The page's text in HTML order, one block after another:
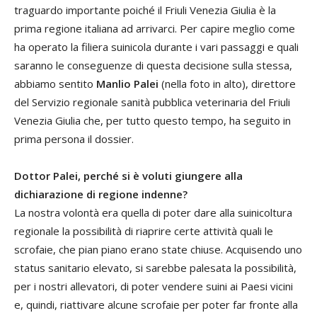
traguardo importante poiché il Friuli Venezia Giulia è la
prima regione italiana ad arrivarci. Per capire meglio come
ha operato la filiera suinicola durante i vari passaggi e quali
saranno le conseguenze di questa decisione sulla stessa,
abbiamo sentito Manlio Palei (nella foto in alto), direttore
del Servizio regionale sanità pubblica veterinaria del Friuli
Venezia Giulia che, per tutto questo tempo, ha seguito in
prima persona il dossier.
Dottor Palei, perché si è voluti giungere alla
dichiarazione di regione indenne?
La nostra volontà era quella di poter dare alla suinicoltura
regionale la possibilità di riaprire certe attività quali le
scrofaie, che pian piano erano state chiuse. Acquisendo uno
status sanitario elevato, si sarebbe palesata la possibilità,
per i nostri allevatori, di poter vendere suini ai Paesi vicini
e, quindi, riattivare alcune scrofaie per poter far fronte alla